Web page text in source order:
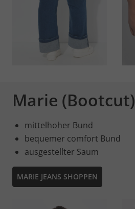
Marie (Bootcut)
mittelhoher Bund
bequemer comfort Bund
ausgestellter Saum
MARIE JEANS SHOPPEN